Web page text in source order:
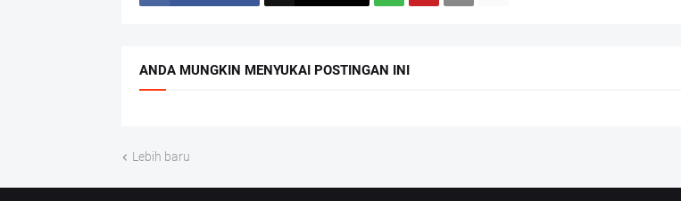
ANDA MUNGKIN MENYUKAI POSTINGAN INI
Lebih baru